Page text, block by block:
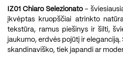
IZ01 Chiaro Selezionato–
įkvėptas kruopščiai atrinkto
tekstūra, ramus piešinys ir šilti,
jaukumo, erdvės pojūtį ir
skandinaviško, tiek japandi ar